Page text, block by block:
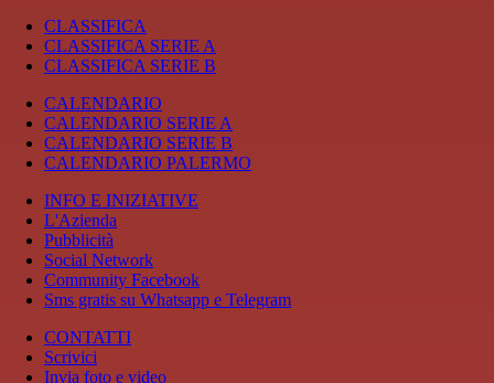
CLASSIFICA
CLASSIFICA SERIE A
CLASSIFICA SERIE B
CALENDARIO
CALENDARIO SERIE A
CALENDARIO SERIE B
CALENDARIO PALERMO
INFO E INIZIATIVE
L'Azienda
Pubblicità
Social Network
Community Facebook
Sms gratis su Whatsapp e Telegram
CONTATTI
Scrivici
Invia foto e video